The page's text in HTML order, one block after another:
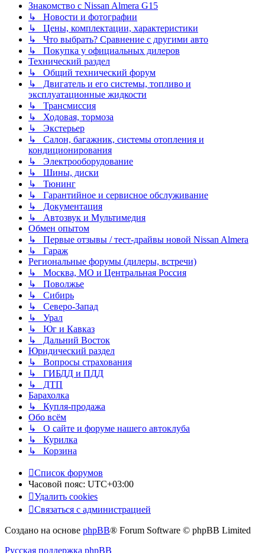
Знакомство с Nissan Almera G15
↳ Новости и фотографии
↳ Цены, комплектации, характеристики
↳ Что выбрать? Сравнение с другими авто
↳ Покупка у официальных дилеров
Технический раздел
↳ Общий технический форум
↳ Двигатель и его системы, топливо и
эксплуатационные жидкости
↳ Трансмиссия
↳ Ходовая, тормоза
↳ Экстерьер
↳ Салон, багажник, системы отопления и
кондиционирования
↳ Электрооборудование
↳ Шины, диски
↳ Тюнинг
↳ Гарантийное и сервисное обслуживание
↳ Документация
↳ Автозвук и Мультимедия
Обмен опытом
↳ Первые отзывы / тест-драйвы новой Nissan Almera
↳ Гараж
Региональные форумы (дилеры, встречи)
↳ Москва, МО и Центральная Россия
↳ Поволжье
↳ Сибирь
↳ Северо-Запад
↳ Урал
↳ Юг и Кавказ
↳ Дальний Восток
Юридический раздел
↳ Вопросы страхования
↳ ГИБДД и ПДД
↳ ДТП
Барахолка
↳ Купля-продажа
Обо всём
↳ О сайте и форуме нашего автоклуба
↳ Курилка
↳ Корзина
Список форумов
Часовой пояс: UTC+03:00
Удалить cookies
Связаться с администрацией
Создано на основе phpBB® Forum Software © phpBB Limited
Русская поддержка phpBB